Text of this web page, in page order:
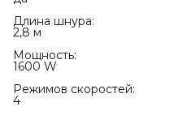
Длина шнура:
2,8 м
Мощность:
1600 W
Режимов скоростей:
4